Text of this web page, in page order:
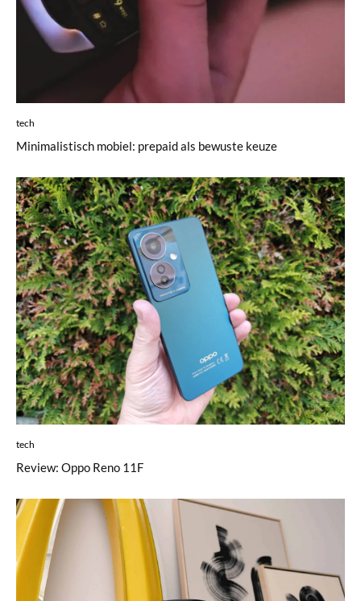
tech
Minimalistisch mobiel: prepaid als bewuste keuze
tech
Review: Oppo Reno 11F